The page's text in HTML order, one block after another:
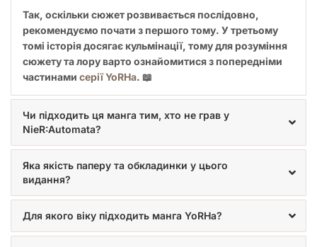
Так, оскільки сюжет розвивається послідовно,
рекомендуємо почати з першого тому. У третьому
томі історія досягає кульмінації, тому для розуміння
сюжету та лору варто ознайомитися з попередніми
частинами серії YoRHa. 📖
Чи підходить ця манга тим, хто не грав у
NieR:Automata?
Яка якість паперу та обкладинки у цього
видання?
Для якого віку підходить манга YoRHa?